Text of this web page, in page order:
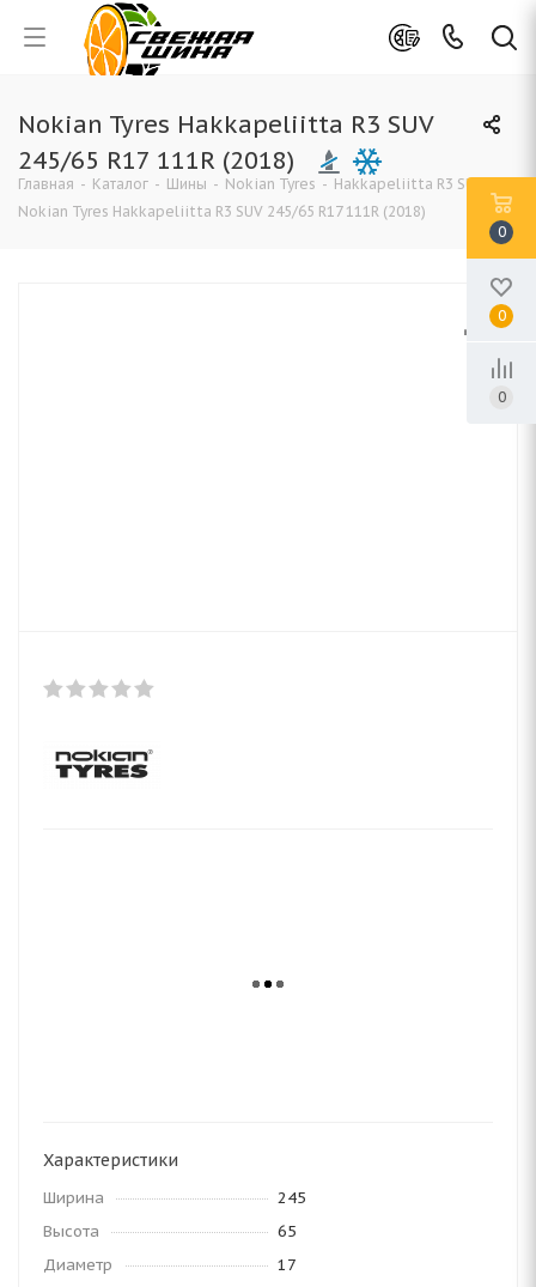
Nokian Tyres Hakkapeliitta R3 SUV
245/65 R17 111R (2018)
Главная - Каталог - Шины - Nokian Tyres - Hakkapeliitta R3 SUV
Nokian Tyres Hakkapeliitta R3 SUV 245/65 R17 111R (2018)
Характеристики
Ширина
245
Высота
65
Диаметр
17
0
0
0